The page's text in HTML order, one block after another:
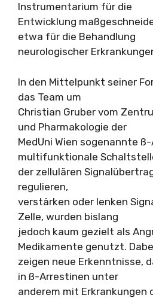
Instrumentarium für die
Entwicklung
etwa für die Behandlung
neurologischer
In den Mittelpunkt seiner
das Team um
Christian Gruber vom
und Pharmakologie der
MedUni Wien sogenannte
multifunktionale
der zellulären
regulieren,
verstärken oder lenken
Zelle, wurden bislang
jedoch kaum gezielt als
Medikamente genutzt.
zeigen neue Erkenntnisse,
in ß-Arrestinen unter
anderem mit Erkrankungen